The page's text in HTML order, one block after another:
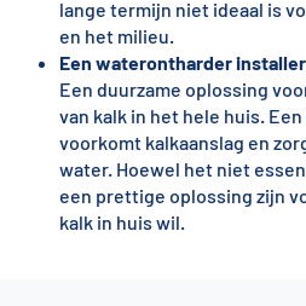
lange termijn niet ideaal is
en het milieu.
Een waterontharder
Een duurzame oplossing
van kalk in het hele huis.
voorkomt kalkaanslag en
water. Hoewel het niet
een prettige oplossing zijn
kalk in huis wil.